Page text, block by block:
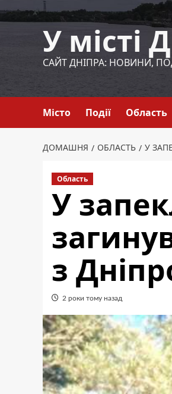
до
У місті
САЙТ ДНІПРА: НОВИНИ,
Місто Події Область
ДОМАШНЯ ОБЛАСТЬ У
Область
У
з
2 роки тому назад